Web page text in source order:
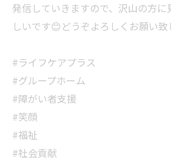
発信していきますので、沢山の方
しいです😊どうぞよろしくお願い致
#ライフケアプラス
#グループホーム
#障がい者支援
#笑顔
#福祉
#社会貢献